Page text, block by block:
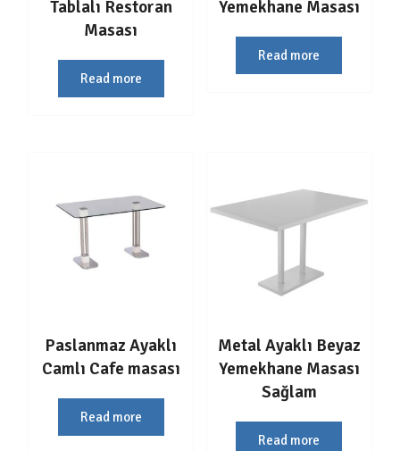
Tablalı Restoran
Masası
Read more
Yemekhane Masası
Read more
Paslanmaz Ayaklı
Camlı Cafe masası
Read more
Metal Ayaklı Beyaz
Yemekhane Masası
Sağlam
Read more